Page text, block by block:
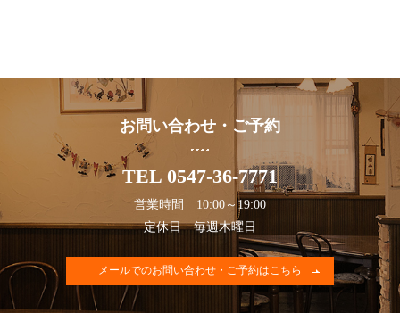
お問い合わせ・ご予約
TEL 0547-36-7771
営業時間 10:00～19:00
定休日 毎週木曜日
メールでのお問い合わせ・ご予約はこちら